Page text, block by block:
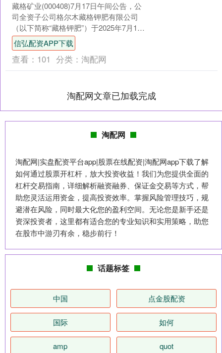
藏格矿业(000408)7月17日午间公告，公
司全资子公司格尔木藏格钾肥有限公司
（以下简称“藏格钾肥”）于2025年7月16
日收到海西州自然资源局、海西州盐湖
管....
信弘配资APP下载
查看： 101 分类： 淘配网
淘配网文章已加载完成
淘配网
淘配网|实盘配资平台app|股票在线配资|淘配网app下载了解
如何通过股票开杠杆，放大投资收益！我们为您提供全面的
杠杆交易指南，详细解析融资融券、保证金交易等方式，帮
助您灵活运用资金，提高投资效率。掌握风险管理技巧，规
避潜在风险，同时最大化您的盈利空间。无论您是新手还是
资深投资者，这里都有适合您的专业知识和实用策略，助您
在股市中游刃有余，稳步前行！
话题标签
中国 点金股配资
国际 如何
amp quot